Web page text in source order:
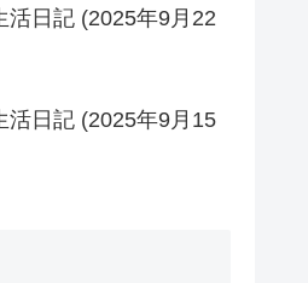
活日記 (2025年9月22
活日記 (2025年9月15